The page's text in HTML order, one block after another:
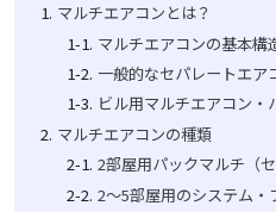
マルチエアコンとは？
マルチエアコンの基本構
一般的なセパレートエア
ビル用マルチエアコン
マルチエアコンの種類
2部屋用パックマルチ（
2～5部屋用のシステム・